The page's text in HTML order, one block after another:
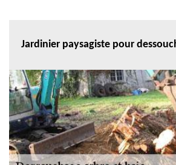
Jardinier paysagiste pour